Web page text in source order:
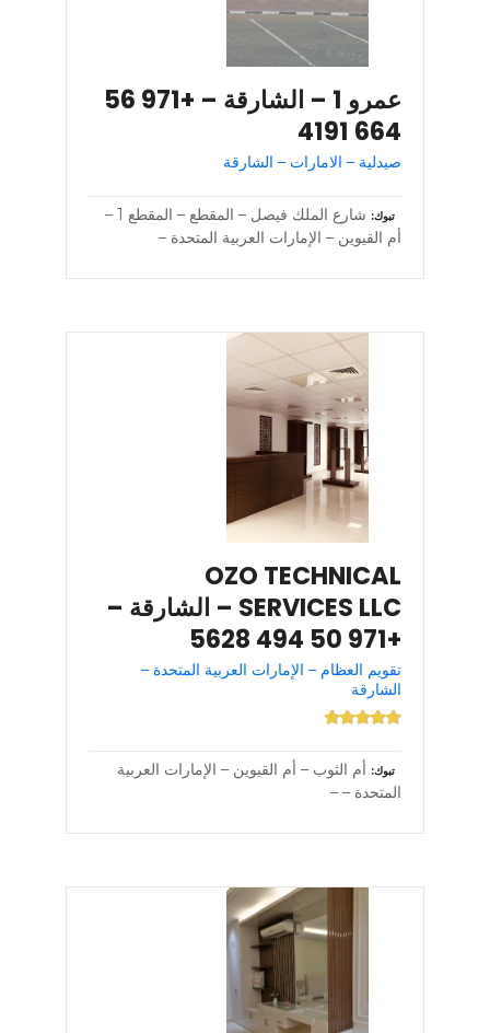
عمرو 1 – الشارقة – +971 56
664 4191
صيدلية – الامارات – الشارقة
تبوك
شارع الملك فيصل – المقطع – المقطع 1 –
أم القيوين – الإمارات العربية المتحدة –
OZO TECHNICAL
SERVICES LLC – الشارقة –
+971 50 494 5628
تقويم العظام – الإمارات العربية المتحدة –
الشارقة
تبوك
أم الثوب – أم القيوين – الإمارات العربية
المتحدة – –